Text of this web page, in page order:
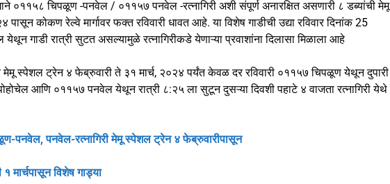
०११५८ चिपळूण -पनवेल / ०११५७ पनवेल -रत्नागिरी अशी संपूर्ण अनारक्षित असणारी ८ डब्यांची मेमू
कोकण रेल्वे मार्गावर फक्त रविवारी धावत आहे. या विशेष गाडीची उद्या रविवार दिनांक 25
गाडी रात्री सुटत असल्यामुळे रत्नागिरीकडे येणाऱ्या प्रवाशांना दिलासा मिळाला आहे
मेमू स्पेशल ट्रेन ४ फेब्रुवारी ते ३१ मार्च, २०२४ पर्यंत केवळ दर रविवारी ०११५७ चिपळूण येथून दुपारी
आणि ०११५७ पनवेल येथून रात्री ८:२५ ला सुटून दुसऱ्या दिवशी पहाटे ४ वाजता रत्नागिरी येथे
पनवेल, पनवेल-रत्नागिरी मेमू स्पेशल ट्रेन ४ फेब्रुवारीपासून
विशेष गाड्या